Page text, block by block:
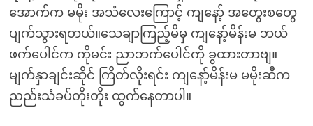
အောက်က မမိုး အသံလေးကြောင့် ကျနော့် အတွေးစတွေ
ပျက်သွားရတယ်။သေချာကြည့်မိမှ ကျနော့်မိန်းမ ဘယ်
ဖက်ပေါင်က ကိုမင်း ညာဘက်ပေါင်ကို ခွထားတာဗျ။
မျက်နှာချင်းဆိုင် ကြိတ်လိုးရင်း ကျနော့်မိန်းမ မမိုးဆီက
ညည်းသံခပ်တိုးတိုး ထွက်နေတာပါ။